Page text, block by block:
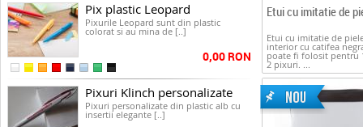
Pix plastic Leopard
Pixurile Leopard sunt din plastic
colorat si au mina de [..]
0,00 RON
Pixuri Klinch personalizate
Pixuri personalizate din plastic alb cu
insertii elegante [..]
Etui cu imitatie de
Etui cu imitatie de
interior cu catifea
poate fi folosit pentru
2 pixuri. ...